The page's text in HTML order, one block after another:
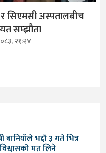
सिएमसी अस्पतालबीच
सम्झौता
२१:२४
बानियाँले भदौ ३ गते भित्र
विश्वासको मत लिने